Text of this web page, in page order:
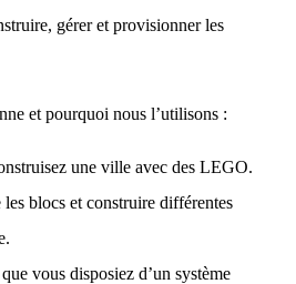
gérer et provisionner les
et pourquoi nous l’utilisons :
une ville avec des LEGO.
blocs et construire différentes
vous disposiez d’un système